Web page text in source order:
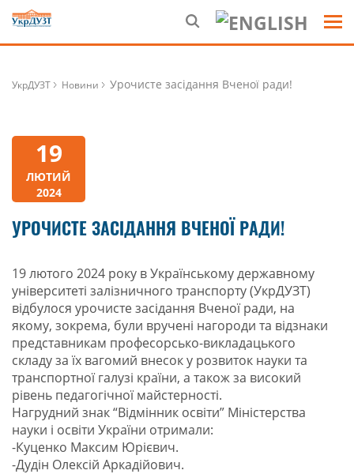
УкрДУЗТ Новини Урочисте засідання Вченої ради!
19
ЛЮТИЙ
2024
УРОЧИСТЕ ЗАСІДАННЯ ВЧЕНОЇ РАДИ!
19 лютого 2024 року в Українському державному
університеті залізничного транспорту (УкрДУЗТ)
відбулося урочисте засідання Вченої ради, на
якому, зокрема, були вручені нагороди та відзнаки
представникам професорсько-викладацького
складу за їх вагомий внесок у розвиток науки та
транспортної галузі країни, а також за високий
рівень педагогічної майстерності.
Нагрудний знак “Відмінник освіти” Міністерства
науки і освіти України отримали:
-Куценко Максим Юрієвич.
-Дудін Олексій Аркадійович.